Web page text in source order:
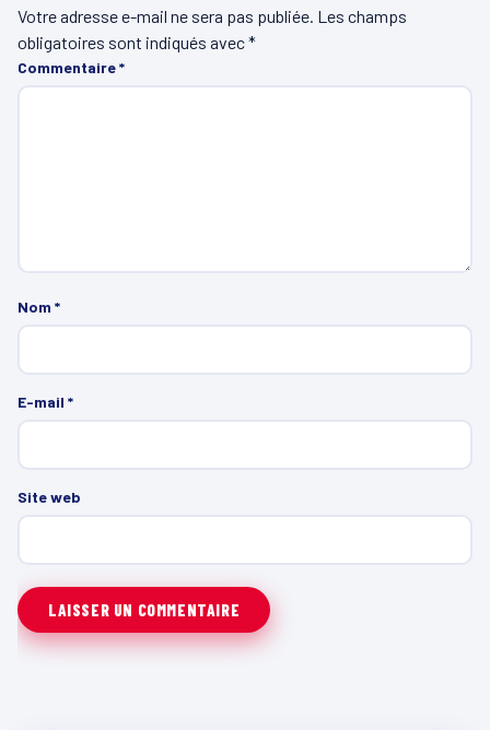
Votre adresse e-mail ne sera pas publiée. Les champs
obligatoires sont indiqués avec*
Commentaire*
Nom *
E-mail *
Site web